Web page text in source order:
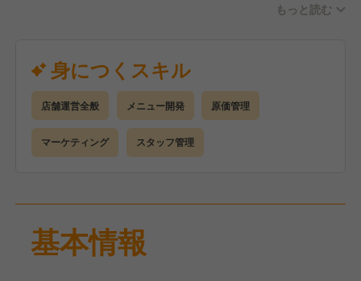
これから伸びしろのある状態でマルチに活躍して頂け
もっと読む
身につくスキル
店舗運営全般 メニュー開発 原価管理
マーケティング スタッフ管理
基本情報